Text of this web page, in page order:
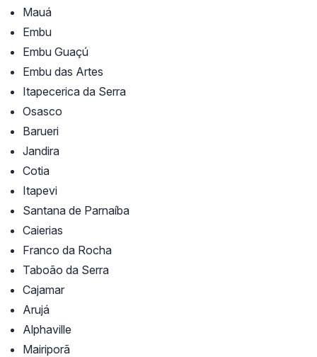
Mauá
Embu
Embu Guaçú
Embu das Artes
Itapecerica da Serra
Osasco
Barueri
Jandira
Cotia
Itapevi
Santana de Parnaíba
Caierias
Franco da Rocha
Taboão da Serra
Cajamar
Arujá
Alphaville
Mairiporã